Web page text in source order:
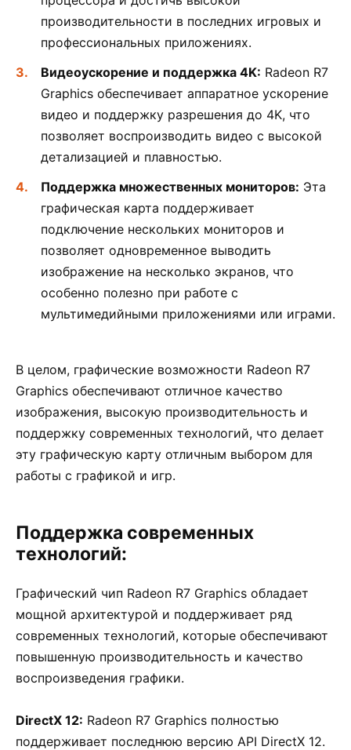
производительности в последних игровых и
профессиональных приложениях.
Видеоускорение и поддержка 4K: Radeon R7
Graphics обеспечивает аппаратное ускорение
видео и поддержку разрешения до 4K, что
позволяет воспроизводить видео с высокой
детализацией и плавностью.
Поддержка множественных мониторов: Эта
графическая карта поддерживает
подключение нескольких мониторов и
позволяет одновременное выводить
изображение на несколько экранов, что
особенно полезно при работе с
мультимедийными приложениями или играми.
В целом, графические возможности Radeon R7
Graphics обеспечивают отличное качество
изображения, высокую производительность и
поддержку современных технологий, что делает
эту графическую карту отличным выбором для
работы с графикой и игр.
Поддержка современных
технологий:
Графический чип Radeon R7 Graphics обладает
мощной архитектурой и поддерживает ряд
современных технологий, которые обеспечивают
повышенную производительность и качество
воспроизведения графики.
DirectX 12: Radeon R7 Graphics полностью
поддерживает последнюю версию API DirectX 12.